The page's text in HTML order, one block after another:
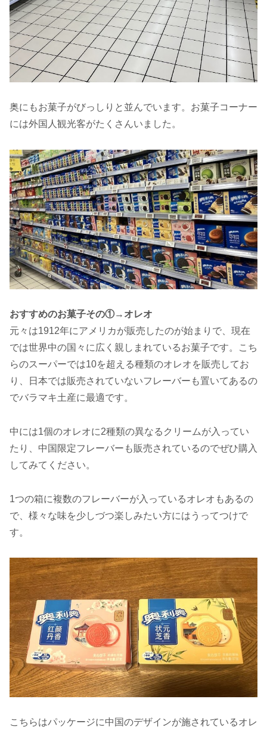
奥にもお菓子がびっしりと並んでいます。お菓子コーナー
には外国人観光客がたくさんいました。
おすすめのお菓子その①→オレオ
元々は1912年にアメリカが販売したのが始まりで、現在
では世界中の国々に広く親しまれているお菓子です。こち
らのスーパーでは10を超える種類のオレオを販売してお
り、日本では販売されていないフレーバーも置いてあるの
でバラマキ土産に最適です。
中には1個のオレオに2種類の異なるクリームが入ってい
たり、中国限定フレーバーも販売されているのでぜひ購入
してみてください。
1つの箱に複数のフレーバーが入っているオレオもあるの
で、様々な味を少しづつ楽しみたい方にはうってつけで
す。
こちらはパッケージに中国のデザインが施されているオレ